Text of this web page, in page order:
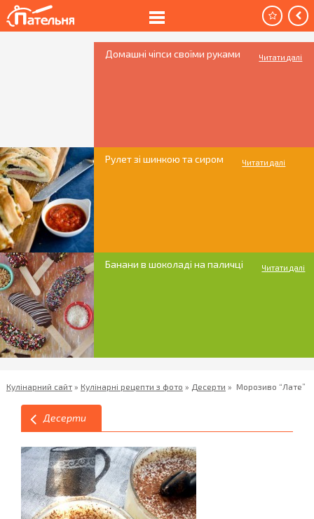
Домашні чіпси своїми руками Читати далі
Рулет зі шинкою та сиром Читати далі
Банани в шоколаді на паличці Читати далі
Кулінарний сайт» Кулінарні рецепти з фото » Десерти » Морозиво “Лате”
Десерти